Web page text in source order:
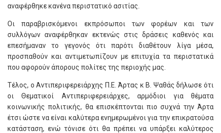
αναφέρθηκε κανένα περιστατικό ασιτίας.
Οι παραβρισκόμενοι εκπρόσωποι των φορέων και των
συλλόγων αναφέρθηκαν εκτενώς στις δράσεις καθενός και
επεσήμαναν το γεγονός ότι παρότι διαθέτουν λίγα μέσα,
προσπαθούν και αντιμετωπίζουν με επιτυχία τα περιστατικά
που αφορούν άπορους πολίτες της περιοχής μας.
Τέλος, ο Αντιπεριφερειάρχης Π.Ε. Άρτας κ Β. Ψαθάς δήλωσε ότι
οι Θεματικοί Αντιπεριφερειάρχες, αρμόδιοι για θέματα
κοινωνικής πολιτικής, θα επισκέπτονται πιο συχνά την Άρτα
έτσι ώστε να είναι καλύτερα ενημερωμένοι για την επικρατούσα
κατάσταση, ενώ τόνισε ότι θα πρέπει να υπάρξει καλύτερος